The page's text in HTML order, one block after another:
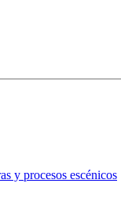
y procesos escénicos